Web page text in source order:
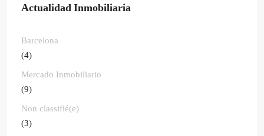
Actualidad Inmobiliaria
Barcelona
(4)
Mercado Inmobiliario
(9)
Non classifié(e)
(3)